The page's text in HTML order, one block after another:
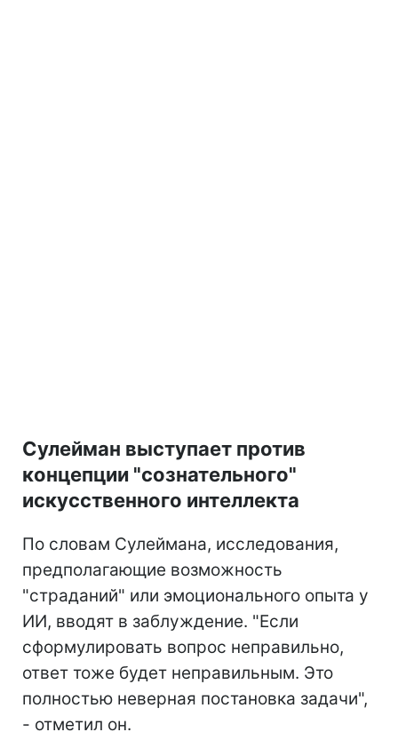
Сулейман выступает против
концепции "сознательного"
искусственного интеллекта
По словам Сулеймана, исследования,
предполагающие возможность
"страданий" или эмоционального опыта у
ИИ, вводят в заблуждение. "Если
сформулировать вопрос неправильно,
ответ тоже будет неправильным. Это
полностью неверная постановка задачи",
- отметил он.